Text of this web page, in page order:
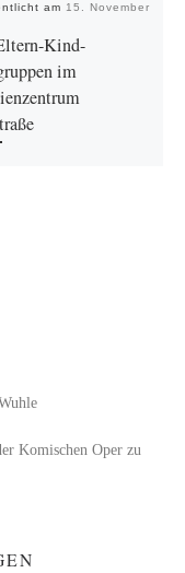
am 15. November
Kind-
im
Komischen Oper zu